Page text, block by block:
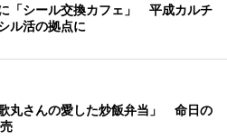
「シール交換カフェ」 平成カルチ
ル活の拠点に
丸さんの愛した炒飯弁当」 命日の